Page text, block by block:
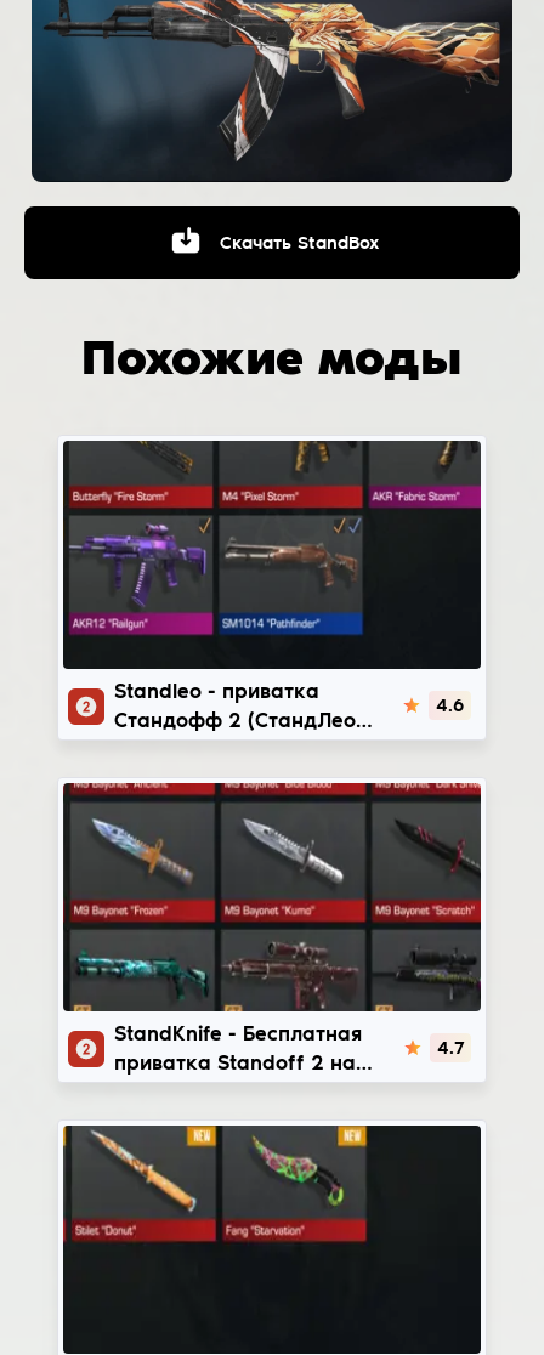
Скачать StandBox
Похожие моды
Standleo - приватка
Стандофф 2 (СтандЛео
нного денег & бесплатные
скины)
4.6
StandKnife
StandKnife - Бесплатная
приватка Standoff 2 на
голду)
4.7